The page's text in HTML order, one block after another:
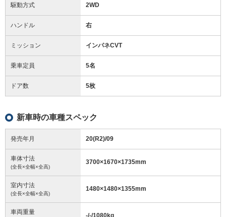
駆動方式 2WD
ハンドル 右
ミッション インパネCVT
乗車定員 5名
ドア数 5枚
新車時の車種スペック
発売年月 20(R2)/09
車体寸法
(全長×全幅×全高)
3700×1670×1735mm
室内寸法
(全長×全幅×全高)
1480×1480×1355mm
車両重量 -/-/1080kg